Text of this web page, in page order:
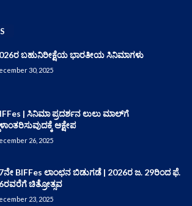
ಬಹುನಿರೀಕ್ಷೆಯ ಭಾರತೀಯ ಸಿನಿಮಾಗಳು
30, 2025
| ಸಿನಿಮಾ ಪ್ರದರ್ಶನ ಲುಲು ಮಾಲ್‌ಗೆ
ಆಕ್ಷೇಪ
26, 2025
BIFFes ಲಾಂಛನ ಬಿಡುಗಡೆ | 2026ರ ಜ. 29ರಿಂದ ಫೆ.
ಚಿತ್ರೋತ್ಸವ
23, 2025